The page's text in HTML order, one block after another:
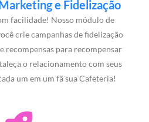
e Fidelização
facilidade! Nosso módulo de
crie campanhas de fidelização
recompensas para recompensar
o relacionamento com seus
um em um fã sua Cafeteria!